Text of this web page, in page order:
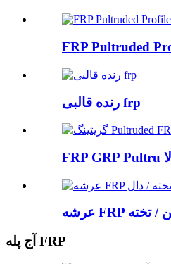
FRP Pultruded
رنده قالبی frp
آج پله FRP